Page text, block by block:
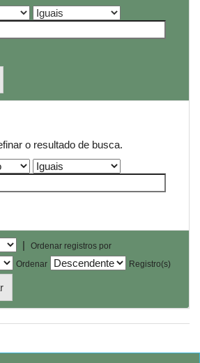
o resultado de busca.
|
Ordenar registros por
Ordenar
Registro(s)